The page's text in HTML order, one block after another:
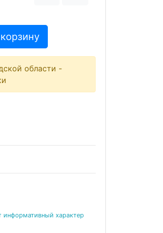
области -
информативный характер